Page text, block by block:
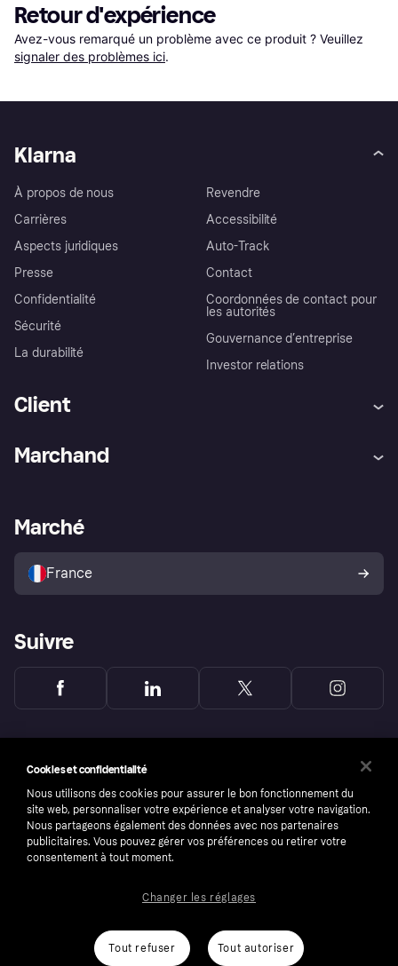
Retour d'expérience
Avez-vous remarqué un problème avec ce produit ? Veuillez
signaler des problèmes ici.
Klarna
À propos de nous
Carrières
Aspects juridiques
Presse
Confidentialité
Sécurité
La durabilité
Revendre
Accessibilité
Auto-Track
Contact
Coordonnées de contact pour
les autorités
Gouvernance d’entreprise
Investor relations
Client
Explorez les magasins
Politique de protection de
l’acheteur Klarna
Marchand
Portail Marchand
Marché
France
Suivre
number: 556737-0431
Cookies et confidentialité
Nous utilisons des cookies pour assurer le bon fonctionnement du
site web, personnaliser votre expérience et analyser votre navigation.
Nous partageons également des données avec nos partenaires
publicitaires. Vous pouvez gérer vos préférences ou retirer votre
consentement à tout moment.
Tout refuser Tout autoriser
Changer les réglages